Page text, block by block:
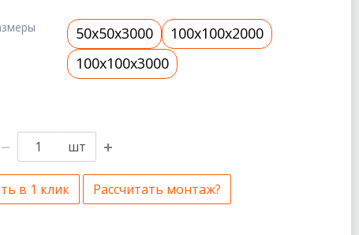
50x50x3000
100x100x2000
100x100x3000
шт
в 1 клик Рассчитать монтаж?